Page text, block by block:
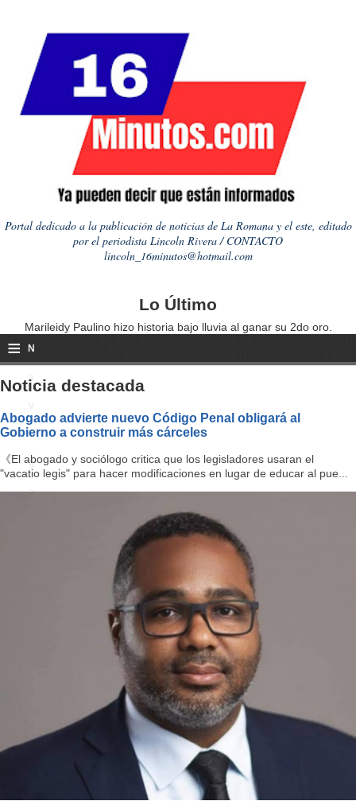
Portal dedicado a la publicación de noticias de La Romana y el este, editado
por el periodista Lincoln Rivera / CONTACTO
lincoln_16minutos@hotmail.com
Lo Último
Marileidy Paulino hizo historia bajo lluvia al ganar su 2do oro.
≡ N
a
i
g
a
Noticia destacada
Abogado advierte nuevo Código Penal obligará al
Gobierno a construir más cárceles
《El abogado y sociólogo critica que los legisladores usaran el
"vacatio legis" para hacer modificaciones en lugar de educar al pue...